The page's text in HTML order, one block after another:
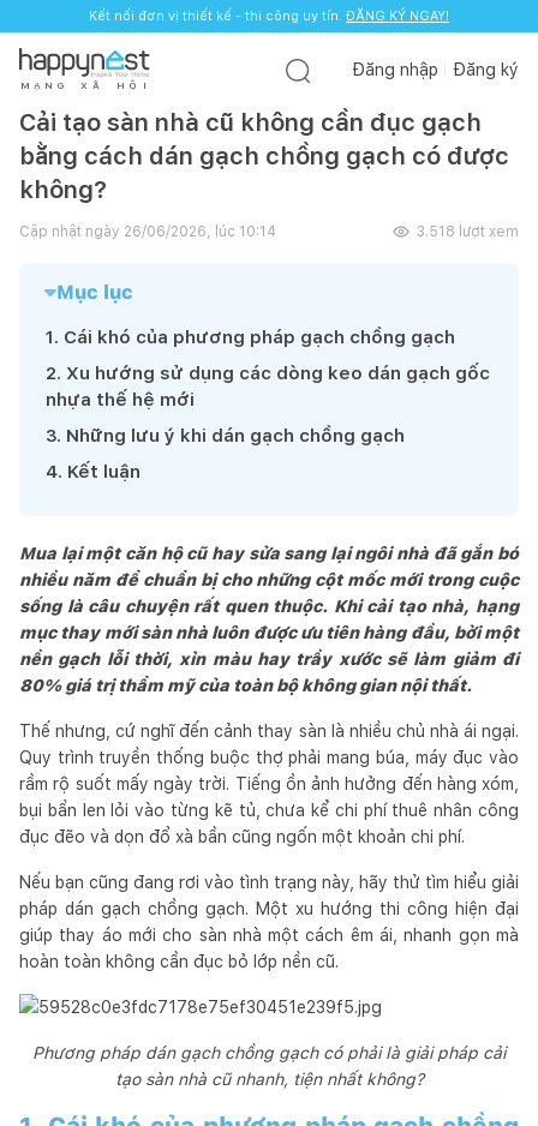
Kết nối đơn vị thiết kế - thi công uy tín. ĐĂNG KÝ NGAY!
M Ạ N G X Ã H Ộ I
Đăng nhập Đăng ký
Cải tạo sàn nhà cũ không cần đục gạch
bằng cách dán gạch chồng gạch có được
không?
Cập nhật ngày 26/06/2026, lúc 10:14 3.518 lượt xem
Mục lục
1. Cái khó của phương pháp gạch chồng gạch
2. Xu hướng sử dụng các dòng keo dán gạch gốc
nhựa thế hệ mới
3. Những lưu ý khi dán gạch chồng gạch
4. Kết luận
Mua lại một căn hộ cũ hay sửa sang lại ngôi nhà đã gắn bó
nhiều năm để chuẩn bị cho những cột mốc mới trong cuộc
sống là câu chuyện rất quen thuộc. Khi cải tạo nhà, hạng
mục thay mới sàn nhà luôn được ưu tiên hàng đầu, bởi một
nền gạch lỗi thời, xỉn màu hay trầy xước sẽ làm giảm đi
80% giá trị thẩm mỹ của toàn bộ không gian nội thất.
Thế nhưng, cứ nghĩ đến cảnh thay sàn là nhiều chủ nhà ái ngại.
Quy trình truyền thống buộc thợ phải mang búa, máy đục vào
rầm rộ suốt mấy ngày trời. Tiếng ồn ảnh hưởng đến hàng xóm,
bụi bẩn len lỏi vào từng kẽ tủ, chưa kể chi phí thuê nhân công
đục đẽo và dọn đổ xà bần cũng ngốn một khoản chi phí.
Nếu bạn cũng đang rơi vào tình trạng này, hãy thử tìm hiểu giải
pháp dán gạch chồng gạch. Một xu hướng thi công hiện đại
giúp thay áo mới cho sàn nhà một cách êm ái, nhanh gọn mà
hoàn toàn không cần đục bỏ lớp nền cũ.
Phương pháp dán gạch chồng gạch có phải là giải pháp cải
tạo sàn nhà cũ nhanh, tiện nhất không?